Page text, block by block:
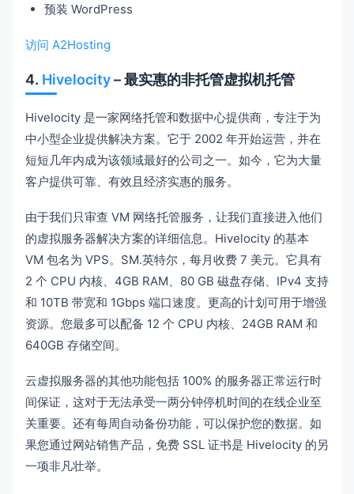
预装 WordPress
访问 A2Hosting
4. Hivelocity– 最实惠的非托管虚拟机托管
Hivelocity 是一家网络托管和数据中心提供商，专注于为
中小型企业提供解决方案。它于 2002 年开始运营，并在
短短几年内成为该领域最好的公司之一。如今，它为大量
客户提供可靠、有效且经济实惠的服务。
由于我们只审查 VM 网络托管服务，让我们直接进入他们
的虚拟服务器解决方案的详细信息。Hivelocity 的基本
VM 包名为 VPS。SM.英特尔，每月收费 7 美元。它具有
2 个 CPU 内核、4GB RAM、80 GB 磁盘存储、IPv4 支持
和 10TB 带宽和 1Gbps 端口速度。更高的计划可用于增强
资源。您最多可以配备 12 个 CPU 内核、24GB RAM 和
640GB 存储空间。
云虚拟服务器的其他功能包括 100% 的服务器正常运行时
间保证，这对于无法承受一两分钟停机时间的在线企业至
关重要。还有每周自动备份功能，可以保护您的数据。如
果您通过网站销售产品，免费 SSL 证书是 Hivelocity 的另
一项非凡壮举。